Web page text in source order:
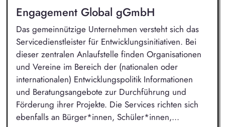
Engagement Global gGmbH
Das gemeinnützige Unternehmen versteht sich das
Servicedienstleister für Entwicklungsinitiativen. Bei
dieser zentralen Anlaufstelle finden Organisationen
und Vereine im Bereich der (nationalen oder
internationalen) Entwicklungspolitik Informationen
und Beratungsangebote zur Durchführung und
Förderung ihrer Projekte. Die Services richten sich
ebenfalls an Bürger*innen, Schüler*innen,...